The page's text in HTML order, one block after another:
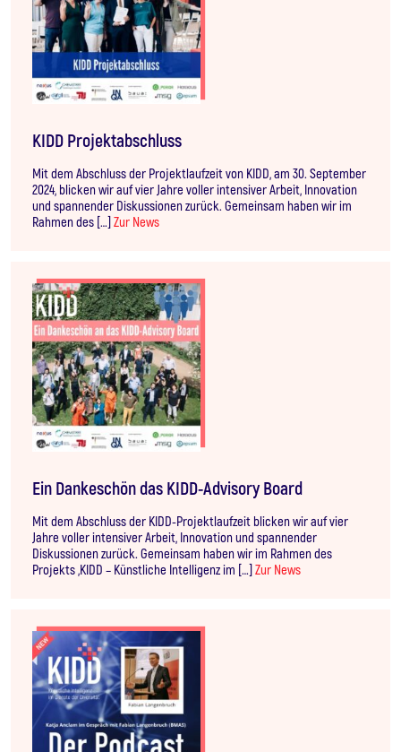
KIDD Projektabschluss
Mit dem Abschluss der Projektlaufzeit von KIDD, am 30. September
2024, blicken wir auf vier Jahre voller intensiver Arbeit, Innovation
und spannender Diskussionen zurück. Gemeinsam haben wir im
Rahmen des […]Zur News
Ein Dankeschön das KIDD-Advisory Board
Mit dem Abschluss der KIDD-Projektlaufzeit blicken wir auf vier
Jahre voller intensiver Arbeit, Innovation und spannender
Diskussionen zurück. Gemeinsam haben wir im Rahmen des
Projekts „KIDD – Künstliche Intelligenz im […]Zur News